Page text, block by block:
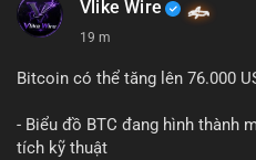
Vlike Wire
19 m
Bitcoin có thể tăng lên 76.000
- Biểu đồ BTC đang hình thành
tích kỹ thuật